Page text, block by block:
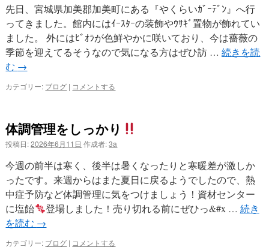
先日、宮城県加美郡加美町にある『やくらいｶﾞｰﾃﾞﾝ』へ行
ってきました。館内にはｲｰｽﾀｰの装飾やｳｻｷﾞ置物が飾れてい
ました。 外にはﾋﾞｵﾗが色鮮やかに咲いており、今は薔薇の
季節を迎えてるそうなので気になる方はぜひ訪 …続きを読
む →
カテゴリー: ブログ | コメントする
体調管理をしっかり
投稿日: 2026年6月11日 作成者: 3a
今週の前半は寒く、後半は暑くなったりと寒暖差が激しか
ったです。来週からはまた夏日に戻るようでしたので、熱
中症予防など体調管理に気をつけましょう！資材センター
に塩飴
登場しました！売り切れる前にぜひっ&#x … 続き
を読む →
カテゴリー: ブログ | コメントする